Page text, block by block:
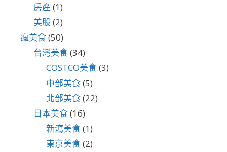
房產 (1)
美股(2)
瘋美食(50)
台灣美食(34)
COSTCO美食(3)
中部美食(5)
北部美食(22)
日本美食(16)
新瀉美食(1)
東京美食(2)